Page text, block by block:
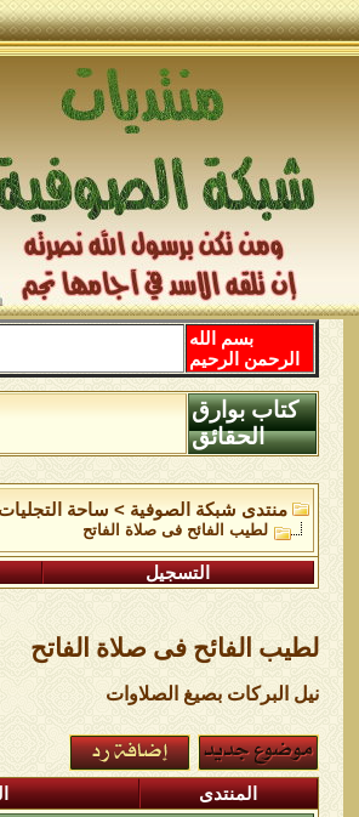
بسم الله
الرحمن الرحيم
كتاب بوارق
الحقائق
منتدى شبكة الصوفية > ساحة
لطيب الفائح فى صلاة الفاتح
التسجيل
لطيب الفائح فى صلاة الفاتح
نيل البركات بصيغ الصلاوات
المنتدى